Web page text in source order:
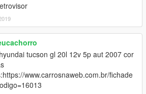
tucson gl 20l 12v 5p aut 2007 cor
www.carrosnaweb.com.br/fichade